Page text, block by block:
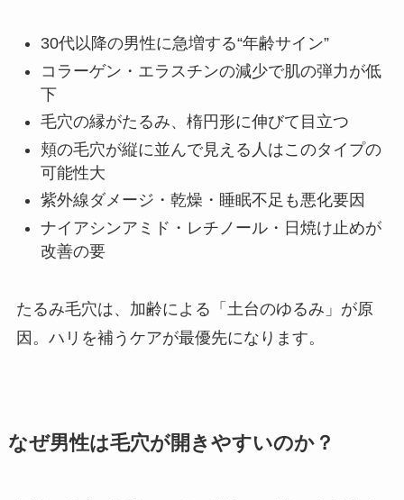
30代以降の男性に急増する“年齢サイン”
コラーゲン・エラスチンの減少で肌の弾力が低
下
毛穴の縁がたるみ、楕円形に伸びて目立つ
頬の毛穴が縦に並んで見える人はこのタイプの
可能性大
紫外線ダメージ・乾燥・睡眠不足も悪化要因
ナイアシンアミド・レチノール・日焼け止めが
改善の要
たるみ毛穴は、加齢による「土台のゆるみ」が原
因。ハリを補うケアが最優先になります。
なぜ男性は毛穴が開きやすいのか？